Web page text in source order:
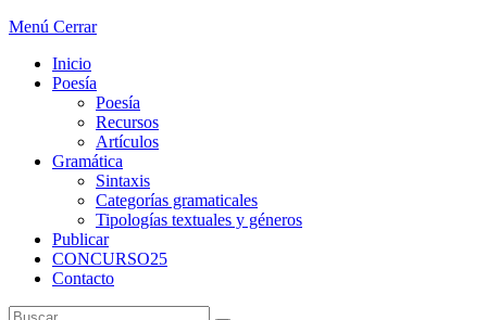
Menú Cerrar
Inicio
Poesía
Poesía
Recursos
Artículos
Gramática
Sintaxis
Categorías gramaticales
Tipologías textuales y géneros
Publicar
CONCURSO25
Contacto